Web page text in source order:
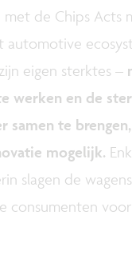
met de Chips Acts
automotive
eigen sterktes –
werken en de
samen te
mogelijk.
slagen de
consumenten